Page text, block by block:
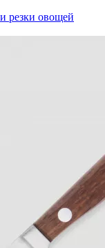
резки овощей